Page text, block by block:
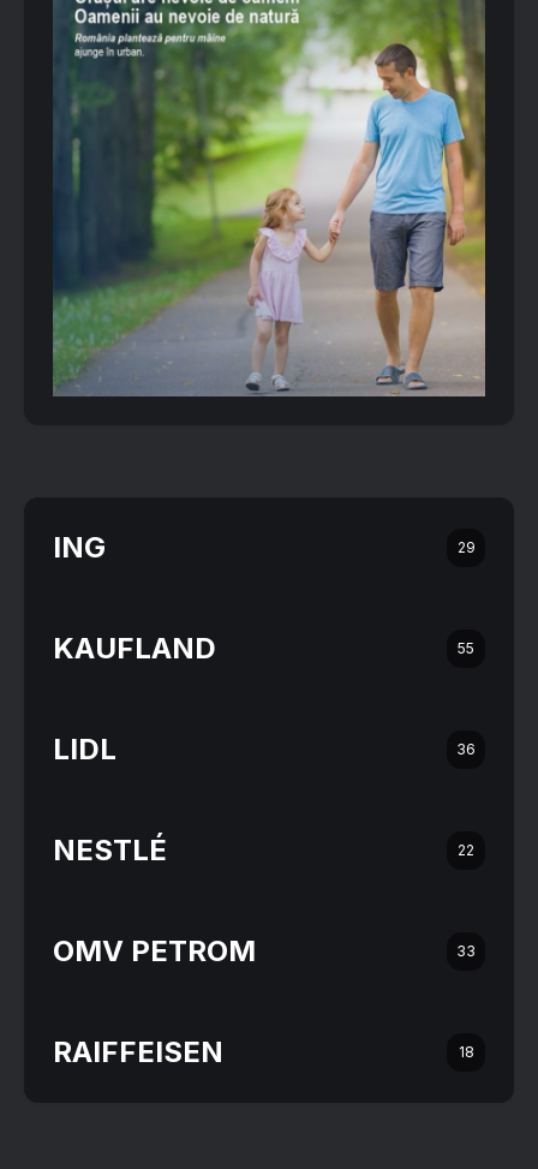
ING 29
KAUFLAND 55
LIDL 36
NESTLÉ 22
OMV PETROM 33
RAIFFEISEN 18